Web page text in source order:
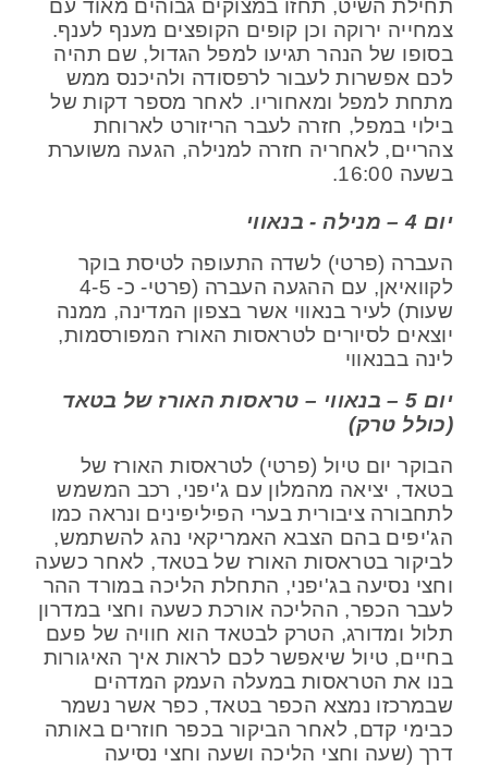
תחילת השיט, תחזו במצוקים גבוהים מאוד עם
צמחייה ירוקה וכן קופים הקופצים מענף לענף.
בסופו של הנהר תגיעו למפל הגדול, שם תהיה
לכם אפשרות לעבור לרפסודה ולהיכנס ממש
מתחת למפל ומאחוריו. לאחר מספר דקות של
בילוי במפל, חזרה לעבר הריזורט לארוחת
צהריים, לאחריה חזרה למנילה, הגעה משוערת
בשעה 16:00.
יום 4 – מנילה - בנאווי
העברה (פרטי) לשדה התעופה לטיסת בוקר
לקוואיאן, עם ההגעה העברה (פרטי- כ- 4-5
שעות) לעיר בנאווי אשר בצפון המדינה, ממנה
יוצאים לסיורים לטראסות האורז המפורסמות,
לינה בבנאווי
יום 5 – בנאווי – טראסות האורז של בטאד
(כולל טרק)
הבוקר יום טיול (פרטי) לטראסות האורז של
בטאד, יציאה מהמלון עם ג'יפני, רכב המשמש
לתחבורה ציבורית בערי הפיליפינים ונראה כמו
הג'יפים בהם הצבא האמריקאי נהג להשתמש,
לביקור בטראסות האורז של בטאד, לאחר כשעה
וחצי נסיעה בג'יפני, התחלת הליכה במורד ההר
לעבר הכפר, ההליכה אורכת כשעה וחצי במדרון
תלול ומדורג, הטרק לבטאד הוא חוויה של פעם
בחיים, טיול שיאפשר לכם לראות איך האיגורות
בנו את הטראסות במעלה העמק המדהים
שבמרכזו נמצא הכפר בטאד, כפר אשר נשמר
כבימי קדם, לאחר הביקור בכפר חוזרים באותה
דרך (שעה וחצי הליכה ושעה וחצי נסיעה